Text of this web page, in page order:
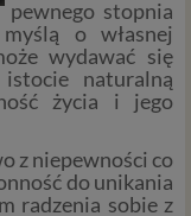
pewnego stopnia
o własnej
wydawać się
naturalną
życia i jego
z niepewności co
do unikania
radzenia sobie z